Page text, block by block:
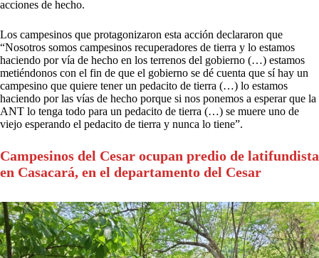
acciones de hecho.
Los campesinos que protagonizaron esta acción declararon que
“Nosotros somos campesinos recuperadores de tierra y lo estamos
haciendo por vía de hecho en los terrenos del gobierno (…) estamos
metiéndonos con el fin de que el gobierno se dé cuenta que sí hay un
campesino que quiere tener un pedacito de tierra (…) lo estamos
haciendo por las vías de hecho porque si nos ponemos a esperar que la
ANT lo tenga todo para un pedacito de tierra (…) se muere uno de
viejo esperando el pedacito de tierra y nunca lo tiene”.
Campesinos del Cesar ocupan predio de latifundista
en Casacará, en el departamento del Cesar